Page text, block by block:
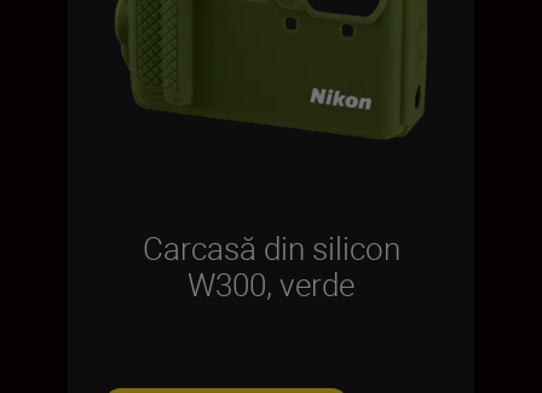
Carcasă din silicon
W300, verde